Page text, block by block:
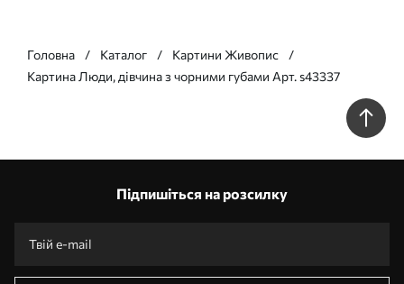
Головна Каталог
Картини Живопис
Картина Люди, дівчина з чорними губами Арт. s43337
Підпишіться на розсилку